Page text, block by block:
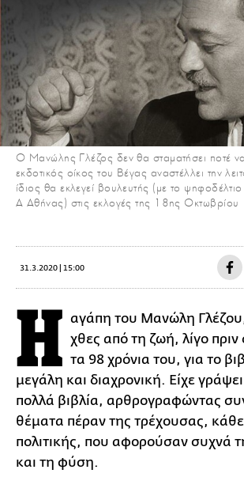
Ο Μανώλης Γλέζος δεν θα σταματήσει ποτέ
εκδοτικός οίκος του Βέγας αναστέλλει την
ίδιος θα εκλεγεί βουλευτής (με το
Α Αθήνας) στις εκλογές της 18ης
31.3.2020 | 15:00
Η αγάπη του Μανώλη
χθες από τη ζωή, λίγο
τα 98 χρόνια του, για το
μεγάλη και διαχρονική. Είχε γράψει
πολλά βιβλία, αρθρογραφώντας
θέματα πέραν της τρέχουσας,
πολιτικής, που αφορούσαν συχνά
και τη φύση.